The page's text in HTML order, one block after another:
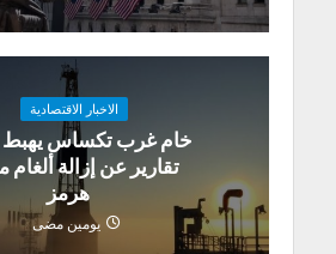
الاخبار الاقتصادية
تقارير عن إزالة
هرمز
يومين مضى